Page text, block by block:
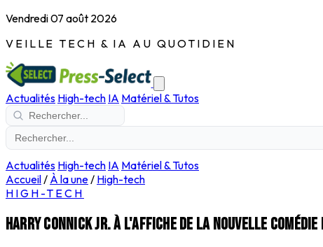
Vendredi 07 août 2026
VEILLE TECH & IA AU QUOTIDIEN
Actualités High-tech IA Matériel & Tutos
Actualités High-tech IA Matériel & Tutos
Accueil/ À la une/ High-tech
HIGH-TECH
Harry Connick Jr. à l'affiche de la nouvelle